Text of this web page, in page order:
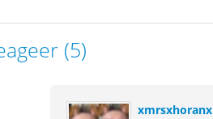
(5)
xmrsxhoranx